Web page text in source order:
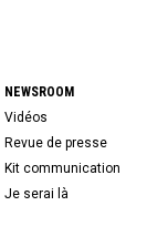
NEWSROOM
Vidéos
Revue de presse
Kit communication
Je serai là